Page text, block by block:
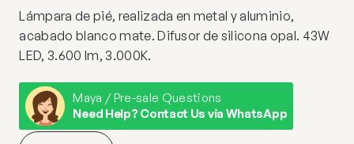
Lámpara de pié, realizada en metal y aluminio,
acabado blanco mate. Difusor de silicona opal. 43W
LED, 3.600 lm, 3.000K.
Maya / Pre-sale Questions
Need Help? Contact Us via WhatsApp
CAT-